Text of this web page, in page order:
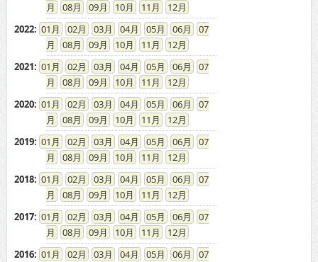
08
09 10 11
12
2022: 01 02 03 04 05 06
07
08
09 10 11
12
2021: 01 02 03 04 05 06
07
08
09 10 11
12
2020: 01 02 03 04 05 06
07
08
09 10 11
12
2019: 01 02 03 04 05 06
07
08
09 10 11
12
2018: 01 02 03 04 05 06
07
08
09 10 11
12
2017: 01 02 03 04 05 06
07
08
09 10 11
12
2016: 01 02 03 04 05 06
07